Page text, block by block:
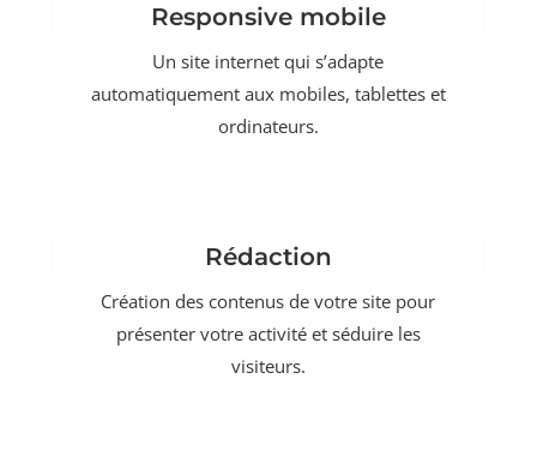
Responsive mobile
Un site internet qui s’adapte
automatiquement aux mobiles, tablettes et
ordinateurs.
Rédaction
Création des contenus de votre site pour
présenter votre activité et séduire les
visiteurs.